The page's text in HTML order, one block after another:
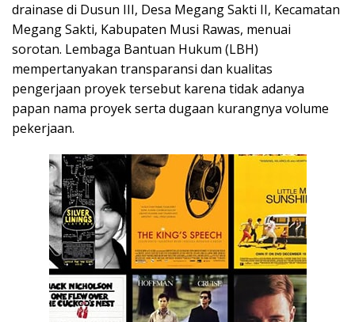
drainase di Dusun III, Desa Megang Sakti II, Kecamatan
Megang Sakti, Kabupaten Musi Rawas, menuai
sorotan. Lembaga Bantuan Hukum (LBH)
mempertanyakan transparansi dan kualitas
pengerjaan proyek tersebut karena tidak adanya
papan nama proyek serta dugaan kurangnya volume
pekerjaan.